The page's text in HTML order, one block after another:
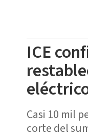
ICE
Casi 10 mil
corte del